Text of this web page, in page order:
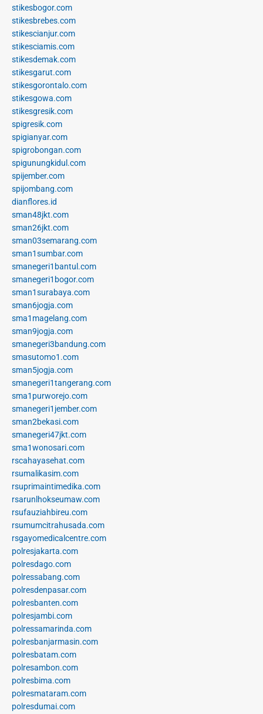
stikesbogor.com
stikesbrebes.com
stikescianjur.com
stikesciamis.com
stikesdemak.com
stikesgarut.com
stikesgorontalo.com
stikesgowa.com
stikesgresik.com
spigresik.com
spigianyar.com
spigrobongan.com
spigunungkidul.com
spijember.com
spijombang.com
dianflores.id
sman48jkt.com
sman26jkt.com
sman03semarang.com
sman1sumbar.com
smanegeri1bantul.com
smanegeri1bogor.com
sman1surabaya.com
sman6jogja.com
sma1magelang.com
sman9jogja.com
smanegeri3bandung.com
smasutomo1.com
sman5jogja.com
smanegeri1tangerang.com
sma1purworejo.com
smanegeri1jember.com
sman2bekasi.com
smanegeri47jkt.com
sma1wonosari.com
rscahayasehat.com
rsumalikasim.com
rsuprimaintimedika.com
rsarunlhokseumaw.com
rsufauziahbireu.com
rsumumcitrahusada.com
rsgayomedicalcentre.com
polresjakarta.com
polresdago.com
polressabang.com
polresdenpasar.com
polresbanten.com
polresjambi.com
polressamarinda.com
polresbanjarmasin.com
polresbatam.com
polresambon.com
polresbima.com
polresmataram.com
polresdumai.com